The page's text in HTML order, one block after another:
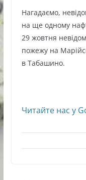
Нагадаємо,
на ще одному
29 жовтня
пожежу на
в Табашино.
Читайте нас у